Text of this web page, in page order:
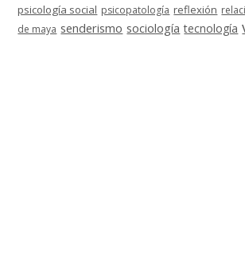
psicología social psicopatología reflexión
de maya senderismo sociología tecnología